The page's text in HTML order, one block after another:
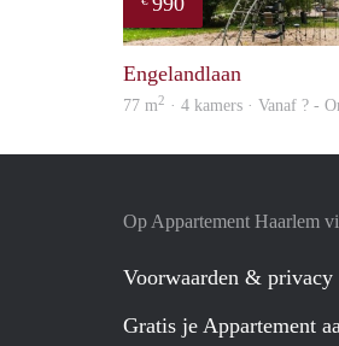
Engelandlaan
77 m2 · 4 kamers · Vanaf ? -
Op Appartement Haarlem
Voorwaarden & privacy
Gratis je Appartement